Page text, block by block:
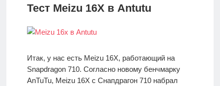
Тест Meizu 16X в Antutu
Итак, у нас есть Meizu 16X, работающий на
Snapdragon 710. Согласно новому бенчмарку
AnTuTu, Meizu 16X с Снапдрагон 710 набрал